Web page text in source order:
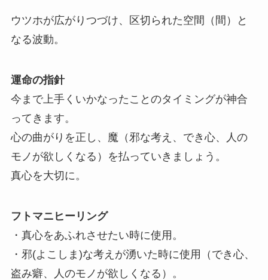
ウツホが広がりつづけ、区切られた空間（間）と
なる波動。
運命の指針
今まで上手くいかなったことのタイミングが神合
ってきます。
心の曲がりを正し、魔（邪な考え、でき心、人の
モノが欲しくなる）を払っていきましょう。
真心を大切に。
フトマニヒーリング
・真心をあふれさせたい時に使用。
・邪(よこしま)な考えが湧いた時に使用（でき心、
盗み癖、人のモノが欲しくなる）。